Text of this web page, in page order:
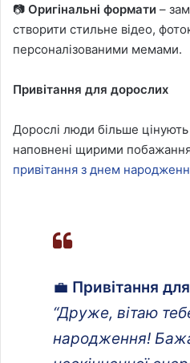
📷 Оригінальні формати –
створити стильне відео,
персоналізованими мемами.
Привітання для дорослих
Дорослі люди більше цінують
наповнені щирими
привітання з днем
💼 Привітання
“Друже, вітаю
народження!